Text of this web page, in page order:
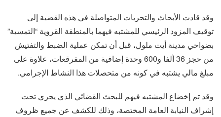
وقد قادت الأبحاث والتحريات المتواصلة في هذه القضية إلى
توقيف المزود الرئيسي للمشتبه فيهما بالمنطقة القروية “التمسية”
بضواحي مدينة أيت ملول، قبل أن تمكن عملية الضبط والتفتيش
من حجز 36 ألفا و600 وحدة إضافية من المفرقعات، علاوة على
مبلغ مالي يشتبه في كونه من متحصلات هذا النشاط الإجرامي.
وقد تم إخضاع المشتبه فيهم للبحث القضائي الذي يجري تحت
إشراف النيابة العامة المختصة، وذلك للكشف عن جميع ظروف